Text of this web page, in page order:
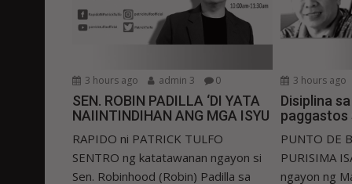
3 hours ago admin 3 0
SEN. ROBIN PADILLA ‘DI YATA
NAIINTINDIHAN ANG MGA ISYU
RAPIDO ni PATRICK TULFO
SENTRO ng katatawanan ngayon si
Sen. Robinhood (Robin) Padilla sa
3 hours ago
Disiplina
paggastos
PUNTO DE
PURISIMA
ngayon ng